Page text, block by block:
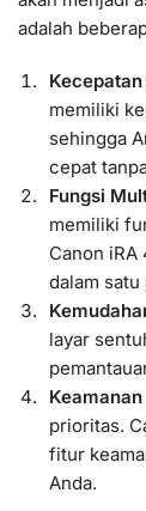
adalah
memiliki
sehingga
cepat
Fungsi
memiliki
Canon iRA
dalam satu
layar
prioritas.
fitur
Anda.